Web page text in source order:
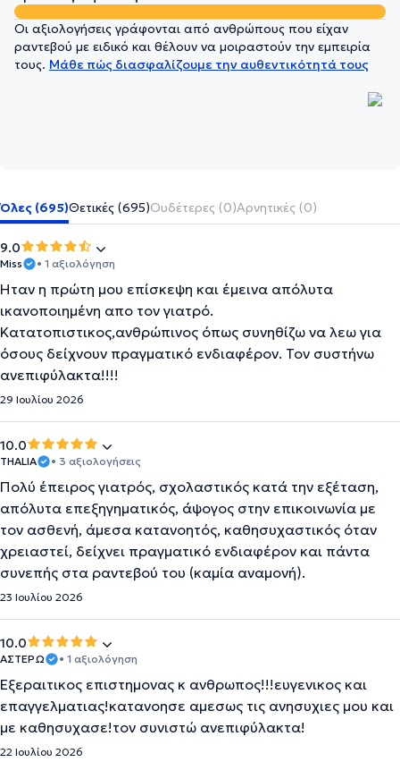
Οι αξιολογήσεις γράφονται από ανθρώπους που είχαν
ραντεβού με ειδικό και θέλουν να μοιραστούν την εμπειρία
τους. Μάθε πώς διασφαλίζουμε την αυθεντικότητά τους
Όλες (695)Θετικές (695)Ουδέτερες (0)Αρνητικές (0)
9.0
Miss • 1 αξιολόγηση
Ήταν η πρώτη μου επίσκεψη και έμεινα απόλυτα
ικανοποιημένη απο τον γιατρό.
Κατατοπιστικος,ανθρώπινος όπως συνηθίζω να λεω για
όσους δείχνουν πραγματικό ενδιαφέρον. Τον συστήνω
ανεπιφύλακτα!!!!
29 Ιουλίου 2026
10.0
THALIA • 3 αξιολογήσεις
Πολύ έπειρος γιατρός, σχολαστικός κατά την εξέταση,
απόλυτα επεξηγηματικός, άψογος στην επικοινωνία με
τον ασθενή, άμεσα κατανοητός, καθησυχαστικός όταν
χρειαστεί, δείχνει πραγματικό ενδιαφέρον και πάντα
συνεπής στα ραντεβού του (καμία αναμονή).
23 Ιουλίου 2026
10.0
ΑΣΤΕΡΩ • 1 αξιολόγηση
Εξεραιτικος επιστημονας κ ανθρωπος!!!ευγενικος και
επαγγελματιας!κατανοησε αμεσως τις ανησυχιες μου και
με καθησυχασε!τον συνιστώ ανεπιφύλακτα!
22 Ιουλίου 2026